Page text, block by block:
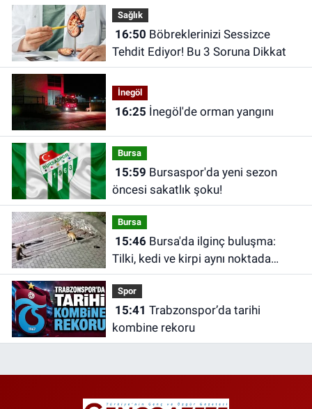
Sağlık
16:50
Tehdit Ediyor! Bu 3 Soruna Dikkat
İnegöl
16:25 İnegöl'de orman yangını
Bursa
15:59
öncesi sakatlık şoku!
Bursa
15:46Bursa'da ilginç buluşma:
Tilki, kedi ve kirpi aynı noktada
görüntülendi
Spor
15:41
kombine rekoru